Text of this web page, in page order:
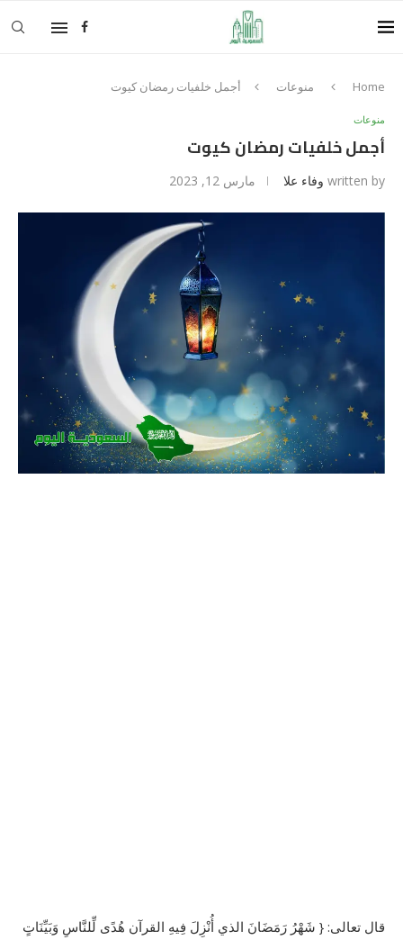
Home منوعات أجمل خلفيات رمضان كيوت
منوعات
أجمل خلفيات رمضان كيوت
written by وفاء علا مارس 12, 2023
قال تعالى: { شَهْرُ رَمَضَانَ الذي أُنْزِلَ فِيهِ القرآن هُدًى لِّلنَّاسِ وَبَيِّنَاتٍ